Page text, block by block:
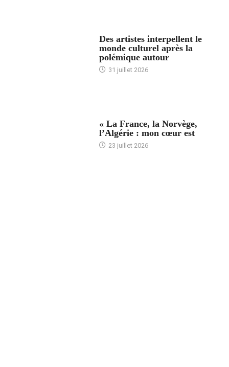
Des artistes interpellent le
monde culturel après la
polémique autour
31 juillet 2026
« La France, la Norvège,
l’Algérie : mon cœur est
23 juillet 2026